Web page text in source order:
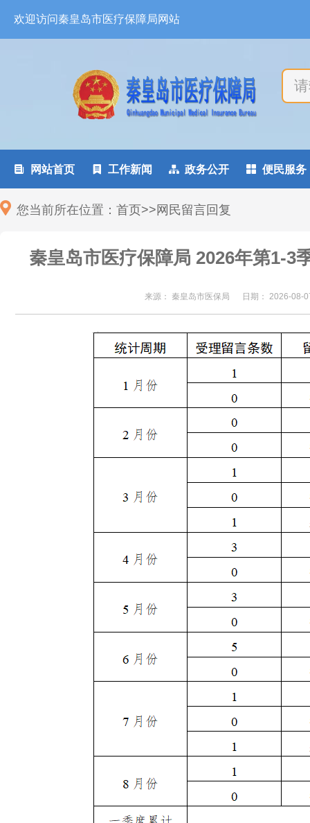
欢迎访问秦皇岛市医疗保障局网站
 网站首页  工作新闻  政务公开  便民服务
您当前所在位置： 首页>> 网民留言回复
秦皇岛市医疗保障局 2026年第1-3
来源： 秦皇岛市医保局 日期： 2026-08-